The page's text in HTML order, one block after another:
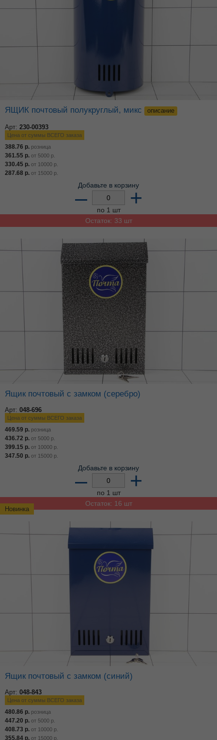
ЯЩИК почтовый полукруглый, микс описание
Арт: 230-00393
Цена от суммы ВСЕГО заказа
388.76 р. розница
361.55 р. от 5000 р.
330.45 р. от 10000 р.
287.68 р. от 15000 р.
Добавьте в корзину
– +
по 1 шт
Остаток: 33 шт
Новинка
Ящик почтовый с замком (серебро)
Арт: 048-696
Цена от суммы ВСЕГО заказа
469.59 р. розница
436.72 р. от 5000 р.
399.15 р. от 10000 р.
347.50 р. от 15000 р.
Добавьте в корзину
– +
по 1 шт
Остаток: 16 шт
Ящик почтовый с замком (синий)
Арт: 048-843
Цена от суммы ВСЕГО заказа
480.86 р. розница
447.20 р. от 5000 р.
408.73 р. от 10000 р.
355.84 р. от 15000 р.